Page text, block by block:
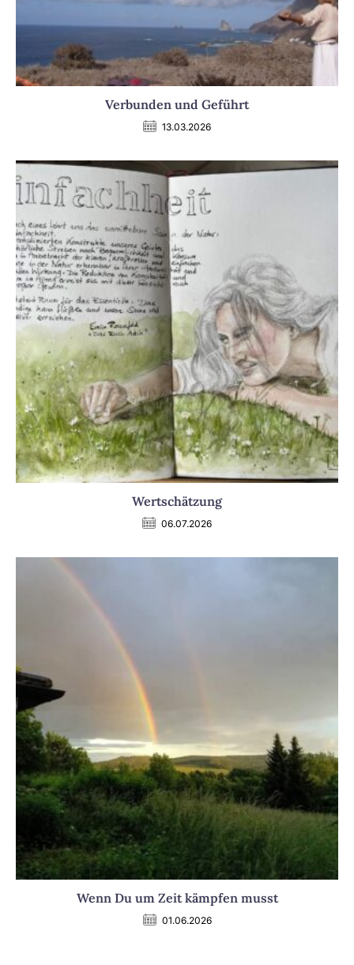
Verbunden und Geführt
13.03.2026
Wertschätzung
06.07.2026
Wenn Du um Zeit kämpfen musst
01.06.2026